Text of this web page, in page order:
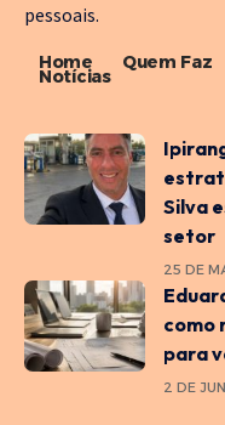
pessoais.
Home Quem Faz
Notícias
Silva
setor
25 DE
como
para
2 DE